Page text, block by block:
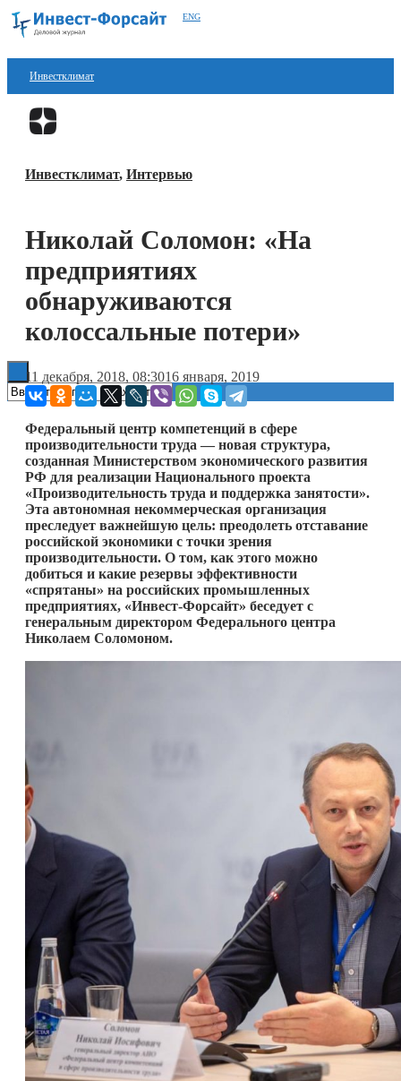
ENG
Инвестклимат
Финансы
Блокчейн
ESG
Книги
Инвестклимат, Интервью
Николай Соломон: «На
предприятиях
обнаруживаются
колоссальные потери»
11 декабря, 2018, 08:3016 января, 2019
Федеральный центр компетенций в сфере
производительности труда — новая структура,
созданная Министерством экономического развития
РФ для реализации Национального проекта
«Производительность труда и поддержка занятости».
Эта автономная некоммерческая организация
преследует важнейшую цель: преодолеть отставание
российской экономики с точки зрения
производительности. О том, как этого можно
добиться и какие резервы эффективности
«спрятаны» на российских промышленных
предприятиях, «Инвест-Форсайт» беседует с
генеральным директором Федерального центра
Николаем Соломоном.